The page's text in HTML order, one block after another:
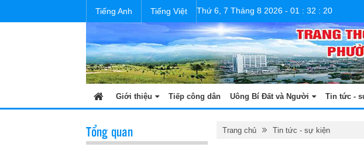
Tiếng Anh Tiếng Việt Thứ 6, 7 Tháng 8 2026 - 01 : 32 : 21
Giới thiệu Tiếp công dân Uông Bí Đất và Người Tin tức -
Trang chủ Tin tức - sự kiện
Tổng quan